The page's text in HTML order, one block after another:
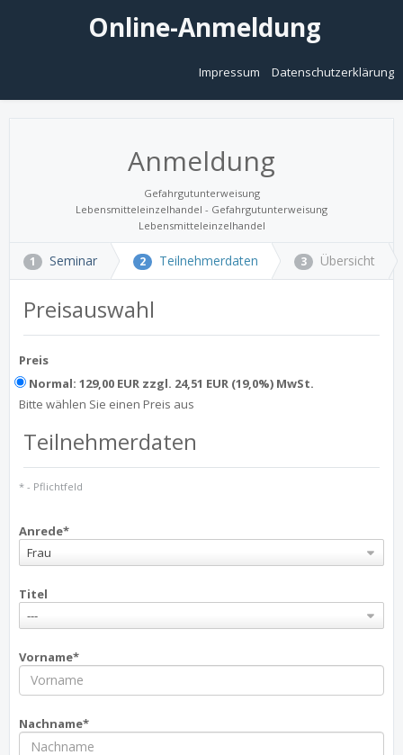
Online-Anmeldung
Impressum Datenschutzerklärung
Anmeldung
Gefahrgutunterweisung
Lebensmitteleinzelhandel - Gefahrgutunterweisung
Lebensmitteleinzelhandel
1 Seminar 2 Teilnehmerdaten 3 Übersicht
Preisauswahl
Preis
Normal: 129,00 EUR zzgl. 24,51 EUR (19,0%) MwSt.
Bitte wählen Sie einen Preis aus
Teilnehmerdaten
* - Pflichtfeld
Anrede*
Frau
Titel
---
Vorname*
Nachname*